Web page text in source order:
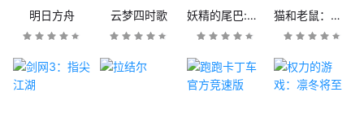
明日方舟 云梦四时歌 妖精的尾巴:魔导少年 猫和老鼠：欢乐互动